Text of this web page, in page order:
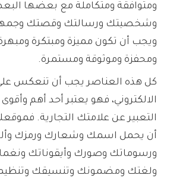
ومتوافقة ومتكاملة مع بعضها
وشخصيتك ورسالتك وقصتك
ويجب أن تكون مميزة ومبتكرة
ومحفزة وموثوقة ومستمرة.
كل هذه العناصر يجب أن تنعكس
الالكتروني، فهو يعتبر أحد أهم
التعبير عن علامتك التجارية.
أن يحمل اسمك وشعارك ورمزك
ورسوماتك وصورك وأيقوناتك
ولغتك ومضمونك وتنسيقك